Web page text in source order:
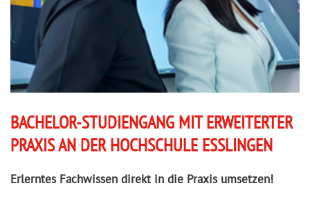
BACHELOR-STUDIENGANG MIT ERWEITERTER
PRAXIS AN DER HOCHSCHULE ESSLINGEN
Erlerntes Fachwissen direkt in die Praxis umsetzen!